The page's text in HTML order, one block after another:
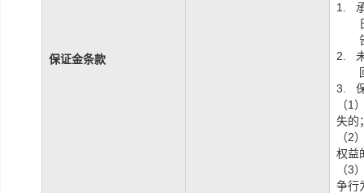
保证金条款
1.
2.
3.
（1
失的
（2
权益
（3
争行